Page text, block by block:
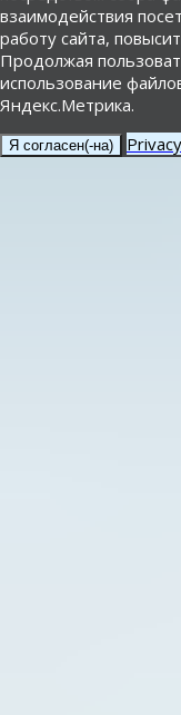
взаимодействия
работу сайта,
Продолжая
использование
Яндекс.Метрика.
Я согласен(-на)